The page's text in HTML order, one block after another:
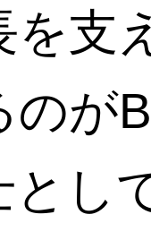
支
のが
し